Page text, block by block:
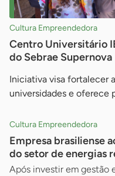
Cultura Empreendedora
Centro Universitário
do Sebrae Supernova
Iniciativa visa fortalecer
universidades e oferece
Cultura Empreendedora
Empresa brasiliense
do setor de energias
Após investir em gestão